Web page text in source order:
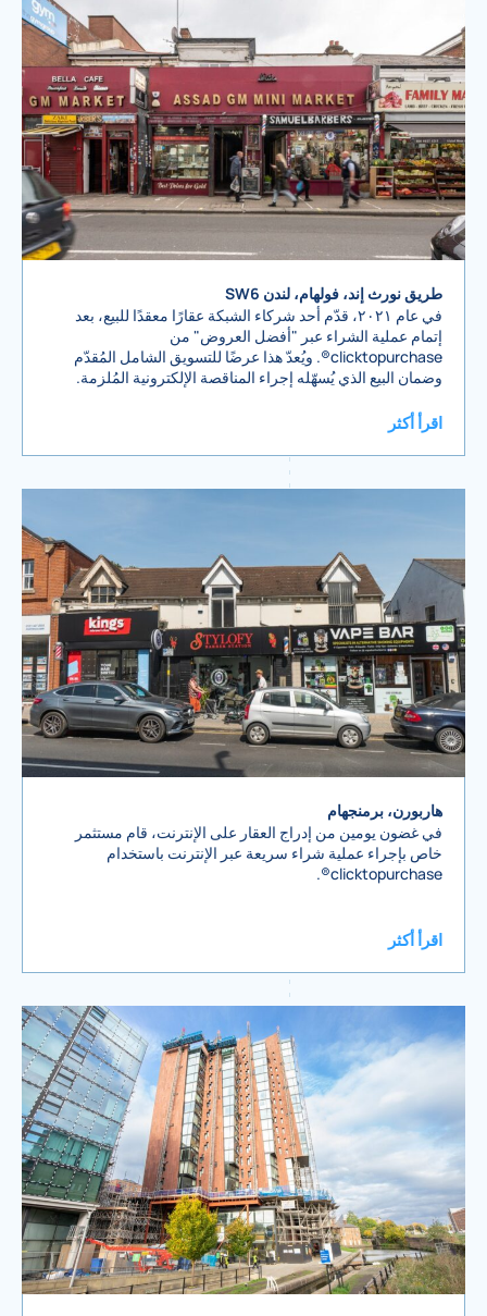
طريق نورث إند، فولهام، لندن SW6
في عام ٢٠٢١، قدّم أحد شركاء الشبكة عقارًا معقدًا للبيع، بعد
إتمام عملية الشراء عبر "أفضل العروض" من
clicktopurchase®. ويُعدّ هذا عرضًا للتسويق الشامل المُقدّم
وضمان البيع الذي يُسهّله إجراء المناقصة الإلكترونية المُلزمة.
اقرأ أكثر
هاربورن، برمنجهام
في غضون يومين من إدراج العقار على الإنترنت، قام مستثمر
خاص بإجراء عملية شراء سريعة عبر الإنترنت باستخدام
clicktopurchase®.
اقرأ أكثر